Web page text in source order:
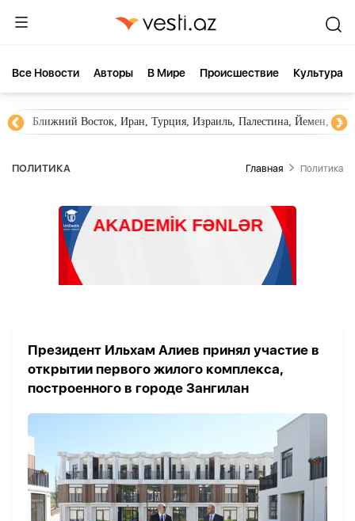
Все Новости Aвторы В Мире Происшествие Культура
Ближний Восток, Иран, Турция, Израиль, Палестина, Йемен,
ПОЛИТИКА Главная Политика
Президент Ильхам Алиев принял участие в
открытии первого жилого комплекса,
построенного в городе Зангилан